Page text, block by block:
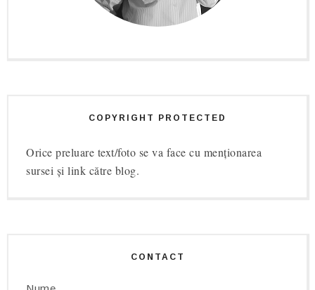
COPYRIGHT PROTECTED
Orice preluare text/foto se va face cu menționarea
sursei și link către blog.
CONTACT